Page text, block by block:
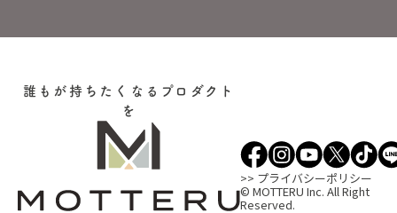
誰もが持ちたくなるプロダクト
を
>> プライバシーポリシー
© MOTTERU Inc. All Right
Reserved.